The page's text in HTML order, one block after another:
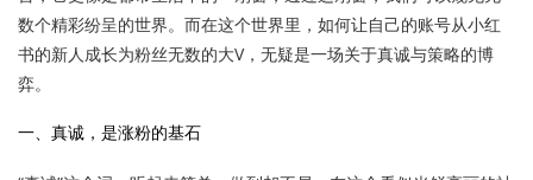
数个精彩纷呈的世界。而在这个世界里，如何让自己的账号从小红
书的新人成长为粉丝无数的大V，无疑是一场关于真诚与策略的博
弈。
一、真诚，是涨粉的基石